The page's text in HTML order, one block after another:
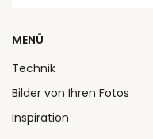
MENÜ
Technik
Bilder von Ihren Fotos
Inspiration